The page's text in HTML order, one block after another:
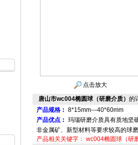
点击放大
唐山市wc004椭圆球（研磨介质） 的
产品规格︰ 8*15mm---40*60mm
产品优点︰ 玛瑙研磨介质具有质地坚
非金属矿、新型材料等要求较高的球
产品相关关键字： wc004椭圆球（研